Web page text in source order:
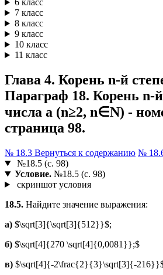
6 класс
7 класс
8 класс
9 класс
10 класс
11 класс
Глава 4. Корень n-й
Параграф 18. Корень n-
числа а (n≥2, n∈N) -
страница 98.
№ 18.3 Вернуться к содержанию №
№18.5 (с. 98)
Условие.№18.5 (с. 98)
скриншот условия
18.5. Найдите значение выражения:
а) $\sqrt[3]{\sqrt[3]{512}}$;
б) $\sqrt[4]{270 \sqrt[4]{0,0081}};$
в) $\sqrt[4]{-2\frac{2}{3}\sqrt[3]{-